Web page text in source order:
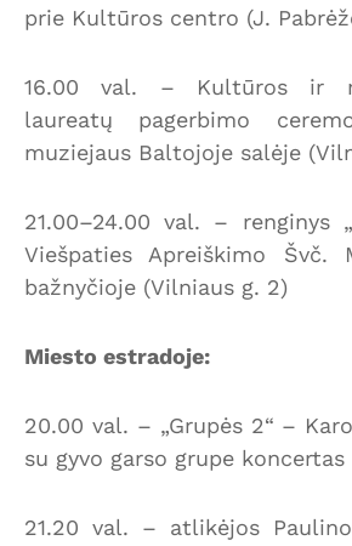
prie Kultūros centro (J.
16.00 val. – Kultūros ir
laureatų pagerbimo
muziejaus Baltojoje salėje
21.00–24.00 val. – renginys
Viešpaties Apreiškimo Švč.
bažnyčioje (Vilniaus g. 2)
Miesto estradoje:
20.00 val. – „Grupės 2“ –
su gyvo garso grupe koncertas
21.20 val. – atlikėjos